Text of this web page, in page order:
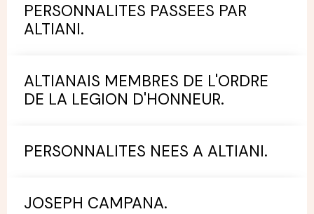
PERSONNALITES PASSEES PAR
ALTIANI.
ALTIANAIS MEMBRES DE L'ORDRE
DE LA LEGION D'HONNEUR.
PERSONNALITES NEES A ALTIANI.
JOSEPH CAMPANA.